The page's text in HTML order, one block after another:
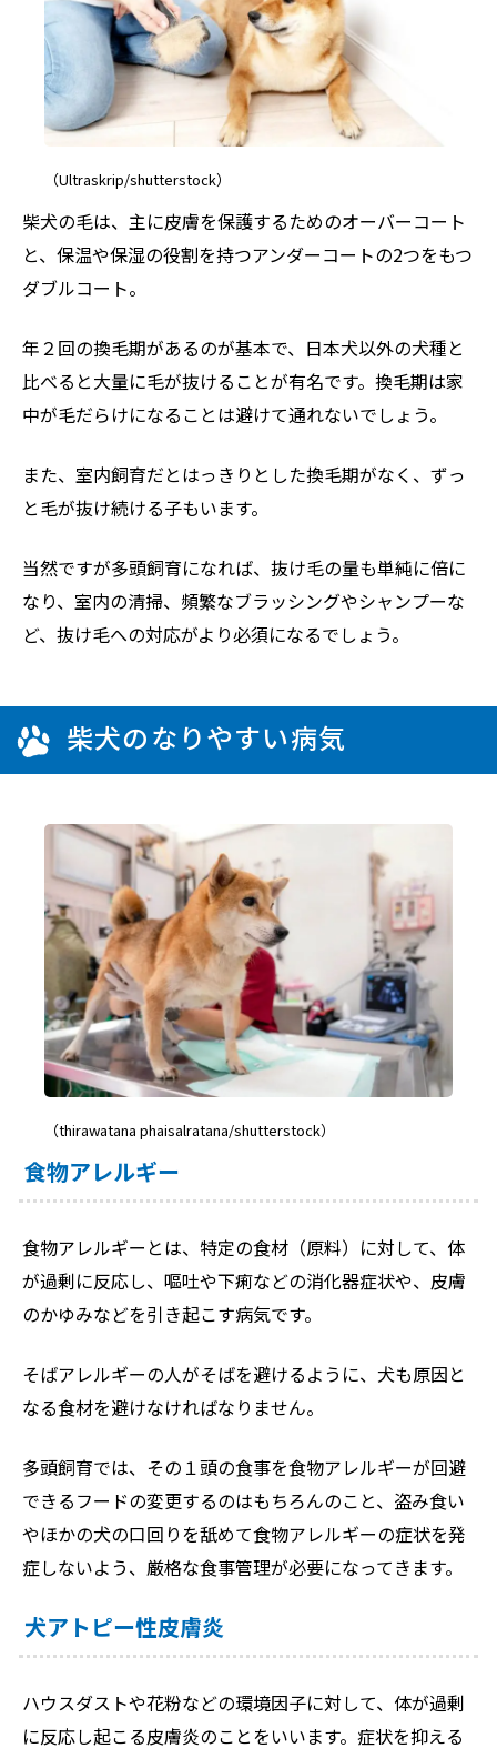
（Ultraskrip/shutterstock）
柴犬の毛は、主に皮膚を保護するためのオーバーコート
と、保温や保湿の役割を持つアンダーコートの2つをもつ
ダブルコート。
年２回の換毛期があるのが基本で、日本犬以外の犬種と
比べると大量に毛が抜けることが有名です。換毛期は家
中が毛だらけになることは避けて通れないでしょう。
また、室内飼育だとはっきりとした換毛期がなく、ずっ
と毛が抜け続ける子もいます。
当然ですが多頭飼育になれば、抜け毛の量も単純に倍に
なり、室内の清掃、頻繁なブラッシングやシャンプーな
ど、抜け毛への対応がより必須になるでしょう。
柴犬のなりやすい病気
（thirawatana phaisalratana/shutterstock）
食物アレルギー
食物アレルギーとは、特定の食材（原料）に対して、体
が過剰に反応し、嘔吐や下痢などの消化器症状や、皮膚
のかゆみなどを引き起こす病気です。
そばアレルギーの人がそばを避けるように、犬も原因と
なる食材を避けなければなりません。
多頭飼育では、その１頭の食事を食物アレルギーが回避
できるフードの変更するのはもちろんのこと、盗み食い
やほかの犬の口回りを舐めて食物アレルギーの症状を発
症しないよう、厳格な食事管理が必要になってきます。
犬アトピー性皮膚炎
ハウスダストや花粉などの環境因子に対して、体が過剰
に反応し起こる皮膚炎のことをいいます。症状を抑える